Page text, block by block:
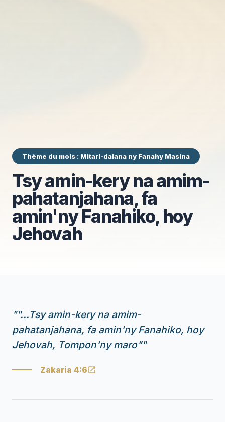
Thème du mois : Mitari-dalana ny Fanahy Masina
Tsy amin-kery na amim-
pahatanjahana, fa
amin'ny Fanahiko, hoy
Jehovah
""...Tsy amin-kery na amim-
pahatanjahana, fa amin'ny Fanahiko, hoy
Jehovah, Tompon'ny maro""
Zakaria 4:6